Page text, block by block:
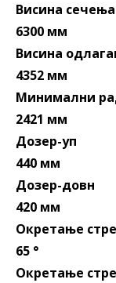
Висина сечења
6300 мм
Висина
4352 мм
Минимални
2421 мм
Дозер-уп
440 мм
Дозер-довн
420 мм
Окретање
65 °
Окретање